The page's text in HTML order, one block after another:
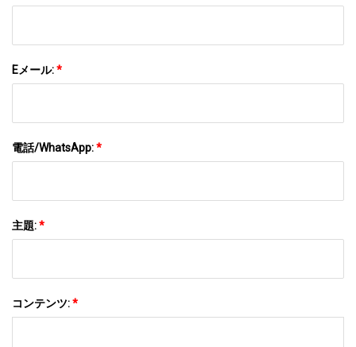
Eメール:*
電話/WhatsApp:*
主題:*
コンテンツ:*